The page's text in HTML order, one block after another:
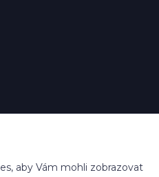
aby Vám mohli zobrazovat